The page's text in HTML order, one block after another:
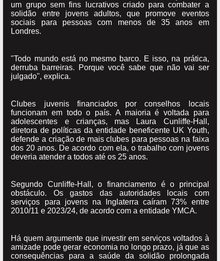
um grupo sem fins lucrativos criado para combater a
solidão entre jovens adultos, que promove eventos
sociais para pessoas com menos de 35 anos em
Londres.
"Todo mundo está no mesmo barco. E isso, na prática,
derruba barreiras. Porque você sabe que não vai ser
julgado", explica.
Clubes juvenis financiados por conselhos locais
funcionam em todo o país. A maioria é voltada para
adolescentes e crianças, mas Laura Cunliffe-Hall,
diretora de políticas da entidade beneficente UK Youth,
defende a criação de mais clubes para pessoas na faixa
dos 20 anos. De acordo com ela, o trabalho com jovens
deveria atender a todos até os 25 anos.
Segundo Cunliffe-Hall, o financiamento é o principal
obstáculo. Os gastos das autoridades locais com
serviços para jovens na Inglaterra caíram 73% entre
2010/11 e 2023/24, de acordo com a entidade YMCA.
Há quem argumente que investir em serviços voltados à
amizade pode gerar economia no longo prazo, já que as
consequências para a saúde da solidão prolongada